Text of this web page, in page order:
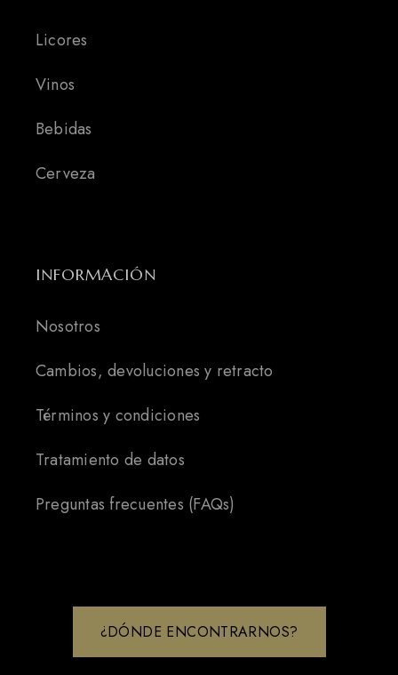
Licores
Vinos
Bebidas
Cerveza
INFORMACIÓN
Nosotros
Cambios, devoluciones y retracto
Términos y condiciones
Tratamiento de datos
Preguntas frecuentes (FAQs)
¿DÓNDE ENCONTRARNOS?